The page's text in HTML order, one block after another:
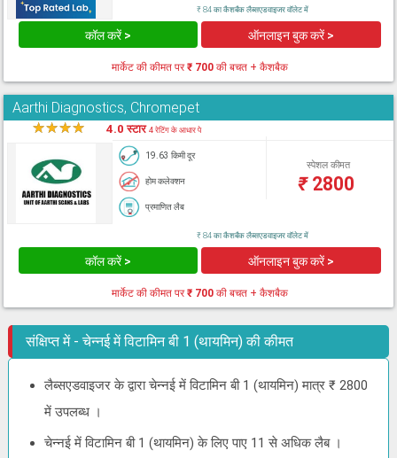
₹ 84 का कैशबैक लैब्सएडवाइजर वॉलेट में
कॉल करें > ऑनलाइन बुक करें >
मार्केट की कीमत पर₹ 700की बचत + कैशबैक
Aarthi Diagnostics, Chromepet
★★★★ 4.0 स्टार4 रेटिंग के आधार पे
19.63 किमी दूर
होम कलेक्शन
प्रमाणित लैब
स्पेशल कीमत
₹2800
₹ 84 का कैशबैक लैब्सएडवाइजर वॉलेट में
कॉल करें > ऑनलाइन बुक करें >
मार्केट की कीमत पर₹ 700की बचत + कैशबैक
संक्षिप्त में - चेन्नई में विटामिन बी 1 (थायमिन) की कीमत
लैब्सएडवाइजर के द्वारा चेन्नई में विटामिन बी 1 (थायमिन) मात्र ₹ 2800
में उपलब्ध ।
चेन्नई में विटामिन बी 1 (थायमिन) के लिए पाए 11 से अधिक लैब ।